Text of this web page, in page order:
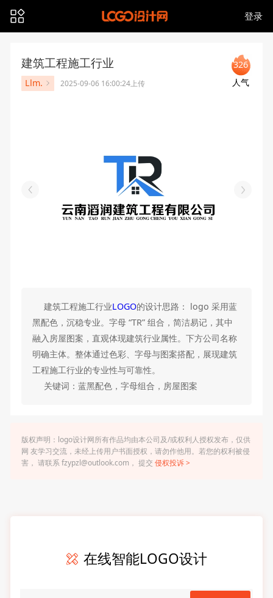
登录
建筑工程施工行业
Llm. 2025-09-06 16:00:24上传
326
人气
建筑工程施工行业LOGO的设计思路： logo 采用蓝
黑配色，沉稳专业。字母 “TR” 组合，简洁易记，其中
融入房屋图案，直观体现建筑行业属性。下方公司名称
明确主体。整体通过色彩、字母与图案搭配，展现建筑
工程施工行业的专业性与可靠性。
关键词：蓝黑配色，字母组合，房屋图案
版权声明：logo设计网所有作品均由本公司及/或权利人授权发布，仅供
网 友学习交流，未经上传用户书面授权，请勿作他用。若您的权利被侵
害， 请联系 fzypzl@outlook.com， 提交 侵权投诉 >
在线智能LOGO设计